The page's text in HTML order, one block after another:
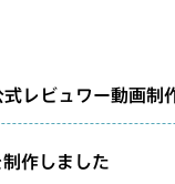
レビュワー動画制
作しました